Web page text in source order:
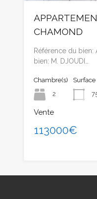
CHAMOND
Référence du bien:
bien: M. DJOUDI…
Chambre(s)
2
Surface
Vente
113000€